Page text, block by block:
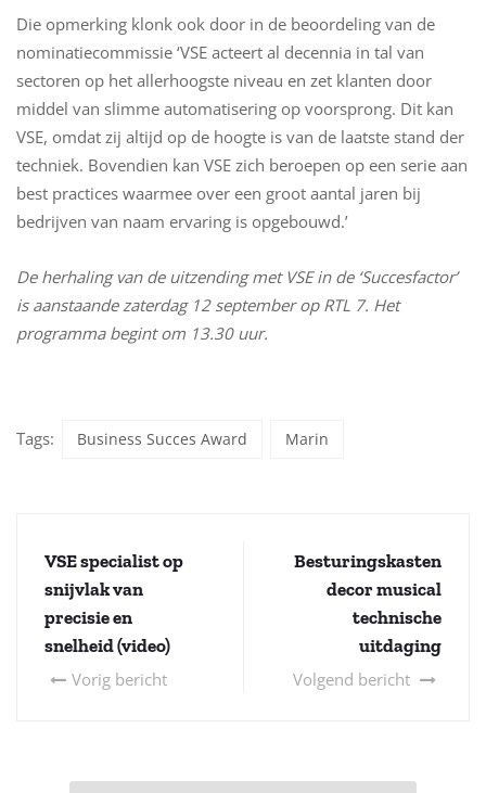
Die opmerking klonk ook door in de beoordeling van de
nominatiecommissie ‘VSE acteert al decennia in tal van
sectoren op het allerhoogste niveau en zet klanten door
middel van slimme automatisering op voorsprong. Dit kan
VSE, omdat zij altijd op de hoogte is van de laatste stand der
techniek. Bovendien kan VSE zich beroepen op een serie aan
best practices waarmee over een groot aantal jaren bij
bedrijven van naam ervaring is opgebouwd.’
De herhaling van de uitzending met VSE in de ‘Succesfactor’
is aanstaande zaterdag 12 september op RTL 7. Het
programma begint om 13.30 uur.
Tags: Business Succes Award Marin
VSE specialist op
snijvlak van
precisie en
snelheid (video)
Vorig bericht
Besturingskasten
decor musical
technische
uitdaging
Volgend bericht